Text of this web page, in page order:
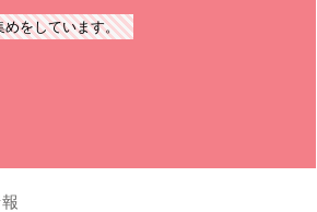
めをしています。